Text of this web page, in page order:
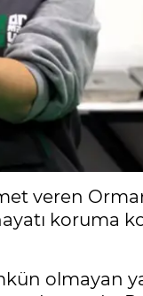
veren
koruma
olmayan